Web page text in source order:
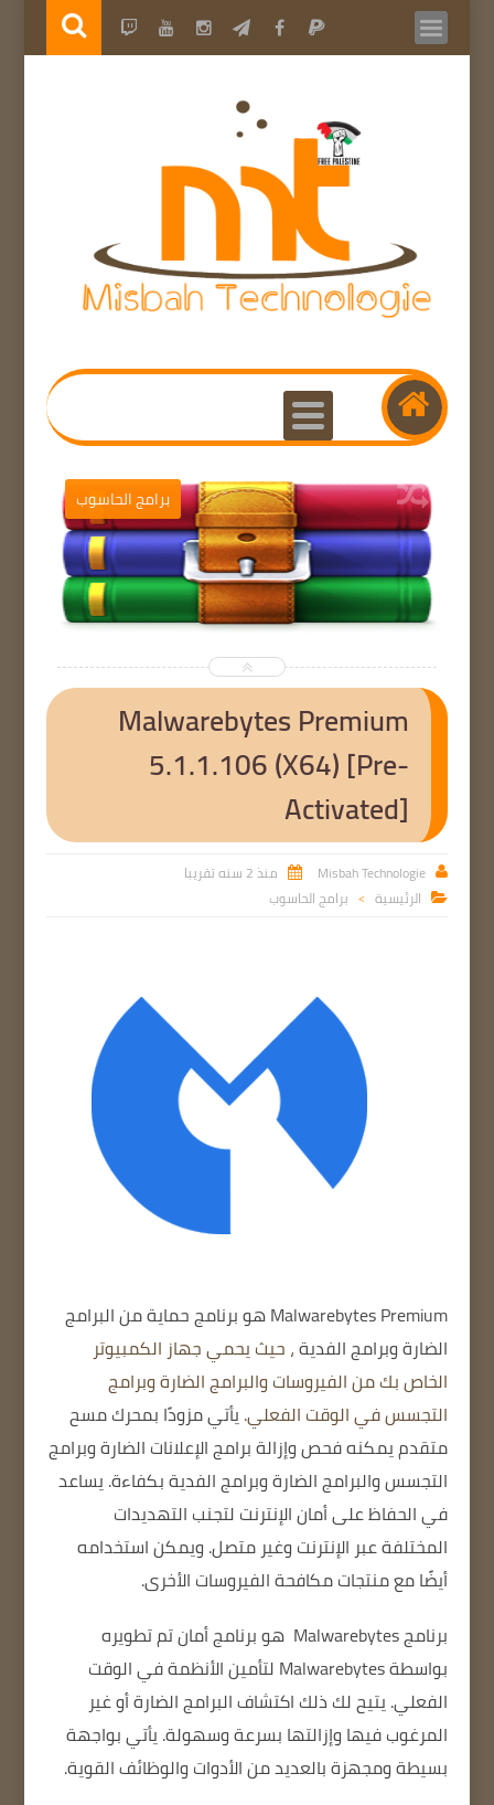
برامج الحاسوب
Malwarebytes Premium
5.1.1.106 (X64) [Pre-
Activated]

Misbah Technologie
 منذ 2 سنه تقريبا
 الرئيسية > برامج الحاسوب
Malwarebytes Premiumهو برنامج حماية من البرامج
الضارة وبرامجالفدية، حيث يحمي جهاز الكمبيوتر
الخاص بك من الفيروسات والبرامج الضارة وبرامج
التجسس في الوقت الفعلي.يأتي مزودًا بمحرك مسح
متقدم يمكنه فحص وإزالة برامج الإعلانات الضارة وبرامج
التجسس والبرامج الضارة وبرامج الفدية بكفاءة.يساعد
في الحفاظ على أمان الإنترنت لتجنب التهديدات
المختلفة عبر الإنترنت وغير متصل. ويمكن استخدامه
أيضًا مع منتجات مكافحة الفيروسات الأخرى.
برنامج Malwarebytes
هو برنامج أمان تم تطويره
بواسطة Malwarebytes لتأمين الأنظمة في الوقت
الفعلي.يتيح لك ذلك اكتشاف البرامج الضارة أو غير
المرغوب فيها وإزالتها بسرعة وسهولة.يأتي بواجهة
بسيطةومجهزة بالعديد من الأدوات والوظائف القوية.